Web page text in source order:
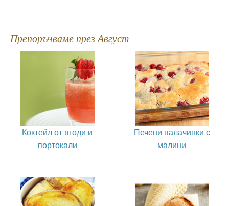
Препоръчваме през Август
Коктейл от ягоди и
портокали
Печени палачинки с
малини